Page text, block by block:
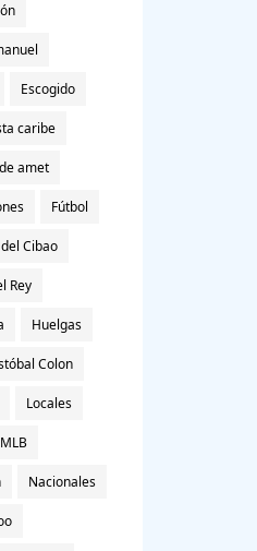
Escogido
caribe
amet
Fútbol
Cibao
Rey
Huelgas
Colon
Locales
MLB
Nacionales